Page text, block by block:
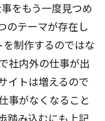
をもう一度見つめ
のテーマが存在し
制作するのではな
社内外の仕事が出
イトは増えるので
事がなくなること